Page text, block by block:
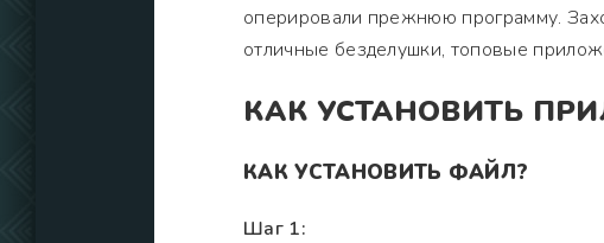
оперировали прежнюю программу.
отличные безделушки, топовые
КАК УСТАНОВИТЬ
КАК УСТАНОВИТЬ ФАЙЛ?
Шаг 1: